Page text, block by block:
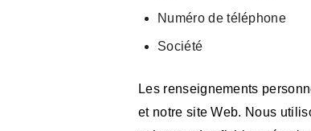
Numéro de téléphone
Société
Les renseignements
et notre site Web. Nous